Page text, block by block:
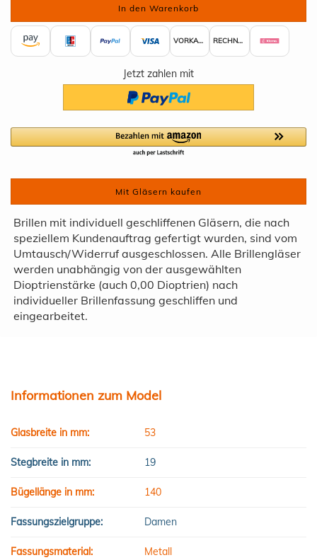
VORKASSE RECHNUNG
Jetzt zahlen mit
Mit Gläsern kaufen
Brillen mit individuell geschliffenen Gläsern, die nach
speziellem Kundenauftrag gefertigt wurden, sind vom
Umtausch/Widerruf ausgeschlossen. Alle Brillengläser
werden unabhängig von der ausgewählten
Dioptrienstärke (auch 0,00 Dioptrien) nach
individueller Brillenfassung geschliffen und
eingearbeitet.
Informationen zum Model
Glasbreite in mm: 53
Stegbreite in mm: 19
Bügellänge in mm: 140
Fassungszielgruppe: Damen
Fassungsmaterial: Metall